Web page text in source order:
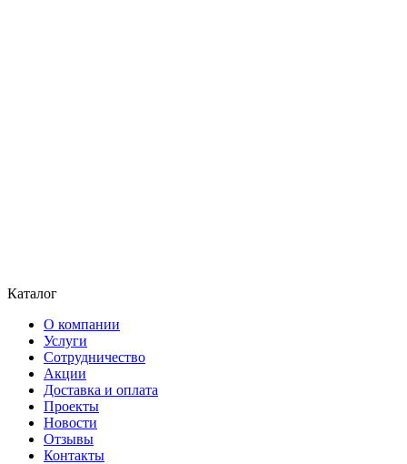
Каталог
О компании
Услуги
Сотрудничество
Акции
Доставка и оплата
Проекты
Новости
Отзывы
Контакты